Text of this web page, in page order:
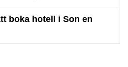
boka hotell i Son en